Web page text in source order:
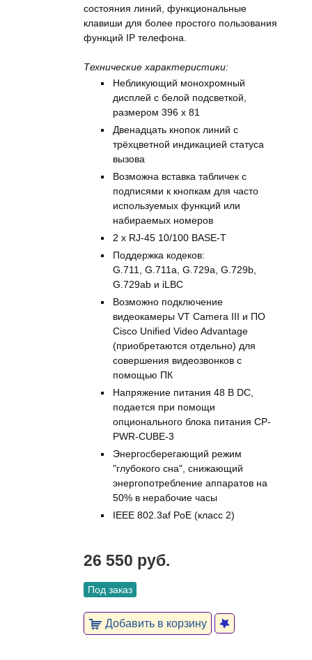
состояния линий, функциональные
клавиши для более простого пользования
функций IP телефона.
Технические характеристики:
Небликующий монохромный
дисплей с белой подсветкой,
размером 396 х 81
Двенадцать кнопок линий с
трёхцветной индикацией статуса
вызова
Возможна вставка табличек с
подписями к кнопкам для часто
используемых функций или
набираемых номеров
2 x RJ-45 10/100 BASE-T
Поддержка кодеков:
G.711, G.711a, G.729a, G.729b,
G.729ab и iLBC
Возможно подключение
видеокамеры VT Camera III и ПО
Cisco Unified Video Advantage
(приобретаются отдельно) для
совершения видеозвонков с
помощью ПК
Напряжение питания 48 В DC,
подается при помощи
опционального блока питания CP-
PWR-CUBE-3
Энергосберегающий режим
"глубокого сна", снижающий
энергопотребление аппаратов на
50% в нерабочие часы
IEEE 802.3af PoE (класс 2)
26 550 руб.
Под заказ
Добавить в корзину